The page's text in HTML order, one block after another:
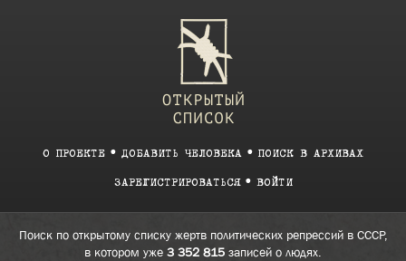
О ПРОЕКТЕ ДОБАВИТЬ ЧЕЛОВЕКА ПОИСК В АРХИВАХ
ЗАРЕГИСТРИРОВАТЬСЯ ВОЙТИ
Поиск по открытому списку жертв политических репрессий в СССР,
в котором уже 3 352 815 записей о людях.